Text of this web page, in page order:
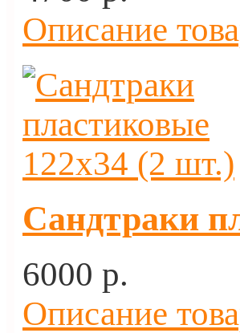
Описание
Сандтраки
6000 p.
Описание